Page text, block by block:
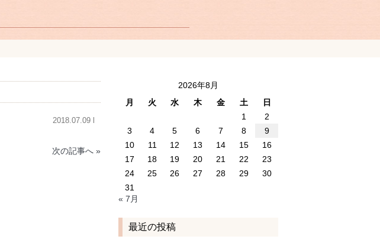
2018.07.09 l
次の記事へ »
2026年8月
月
火 水 木 金 土
日
1
2
3
4 5 6 7 8
9
10
11 12 13 14 15
16
17
18 19 20 21 22
23
24
25 26 27 28 29
30
31
« 7月
最近の投稿